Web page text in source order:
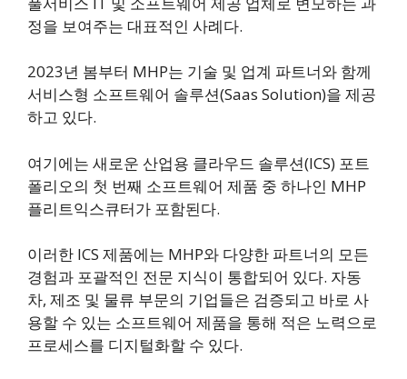
정을 보여주는 대표적인 사례다.
2023년 봄부터 MHP는 기술 및 업계 파트너와 함께
서비스형 소프트웨어 솔루션(Saas Solution)을 제공
하고 있다.
여기에는 새로운 산업용 클라우드 솔루션(ICS) 포트
폴리오의 첫 번째 소프트웨어 제품 중 하나인 MHP
플리트익스큐터가 포함된다.
이러한 ICS 제품에는 MHP와 다양한 파트너의 모든
경험과 포괄적인 전문 지식이 통합되어 있다. 자동
차, 제조 및 물류 부문의 기업들은 검증되고 바로 사
용할 수 있는 소프트웨어 제품을 통해 적은 노력으로
프로세스를 디지털화할 수 있다.